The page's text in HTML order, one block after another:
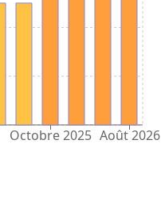
Octobre 2025 Août 2026